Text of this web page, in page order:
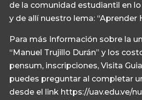
de la comunidad estudiantil en
y de allí nuestro lema: “Aprender
Para más Información sobre la
“Manuel Trujillo Durán” y los
pensum, inscripciones, Visita
puedes preguntar al completar
desde el link https://uav.edu.ve/